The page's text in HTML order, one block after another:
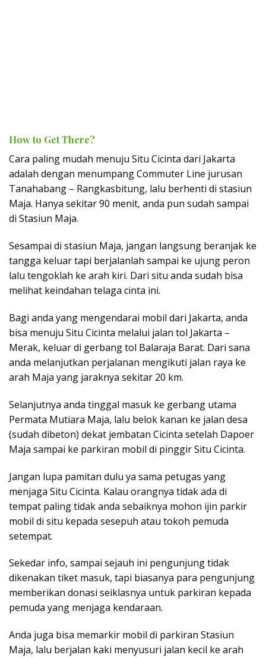
How to Get There?
Cara paling mudah menuju Situ Cicinta dari Jakarta
adalah dengan menumpang Commuter Line jurusan
Tanahabang – Rangkasbitung, lalu berhenti di stasiun
Maja. Hanya sekitar 90 menit, anda pun sudah sampai
di Stasiun Maja.
Sesampai di stasiun Maja, jangan langsung beranjak ke
tangga keluar tapi berjalanlah sampai ke ujung peron
lalu tengoklah ke arah kiri. Dari situ anda sudah bisa
melihat keindahan telaga cinta ini.
Bagi anda yang mengendarai mobil dari Jakarta, anda
bisa menuju Situ Cicinta melalui jalan tol Jakarta –
Merak, keluar di gerbang tol Balaraja Barat. Dari sana
anda melanjutkan perjalanan mengikuti jalan raya ke
arah Maja yang jaraknya sekitar 20 km.
Selanjutnya anda tinggal masuk ke gerbang utama
Permata Mutiara Maja, lalu belok kanan ke jalan desa
(sudah dibeton) dekat jembatan Cicinta setelah Dapoer
Maja sampai ke parkiran mobil di pinggir Situ Cicinta.
Jangan lupa pamitan dulu ya sama petugas yang
menjaga Situ Cicinta. Kalau orangnya tidak ada di
tempat paling tidak anda sebaiknya mohon ijin parkir
mobil di situ kepada sesepuh atau tokoh pemuda
setempat.
Sekedar info, sampai sejauh ini pengunjung tidak
dikenakan tiket masuk, tapi biasanya para pengunjung
memberikan donasi seiklasnya untuk parkiran kepada
pemuda yang menjaga kendaraan.
Anda juga bisa memarkir mobil di parkiran Stasiun
Maja, lalu berjalan kaki menyusuri jalan kecil ke arah